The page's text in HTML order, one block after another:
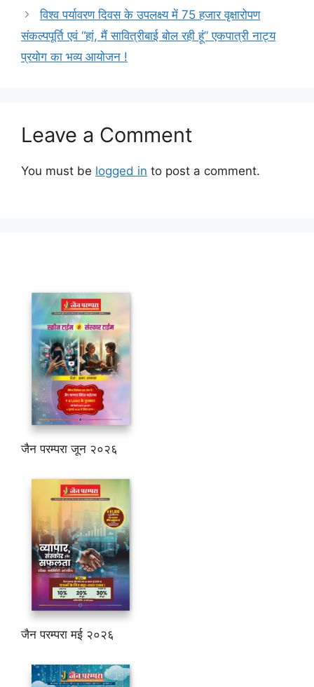
विश्व पर्यावरण दिवस के उपलक्ष्य में 75 हजार वृक्षारोपण
संकल्पपूर्ति एवं “हां, मैं सावित्रीबाई बोल रही हूं” एकपात्री नाट्य
प्रयोग का भव्य आयोजन !
Leave a Comment
You must be logged in to post a comment.
जैन परम्परा जून २०२६
जैन परम्परा मई २०२६